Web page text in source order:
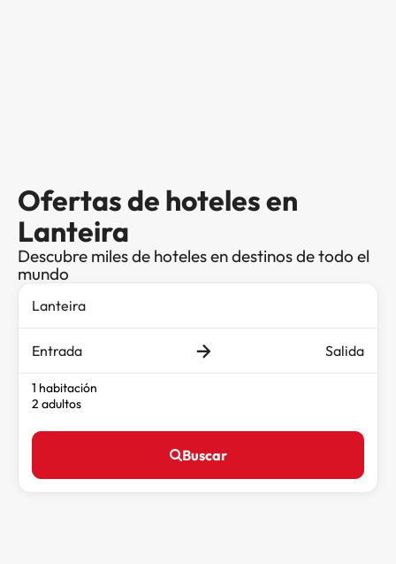
Ofertas de hoteles en
Lanteira
Descubre miles de hoteles en destinos de todo el
mundo
Entrada Salida
1 habitación
2 adultos
Buscar